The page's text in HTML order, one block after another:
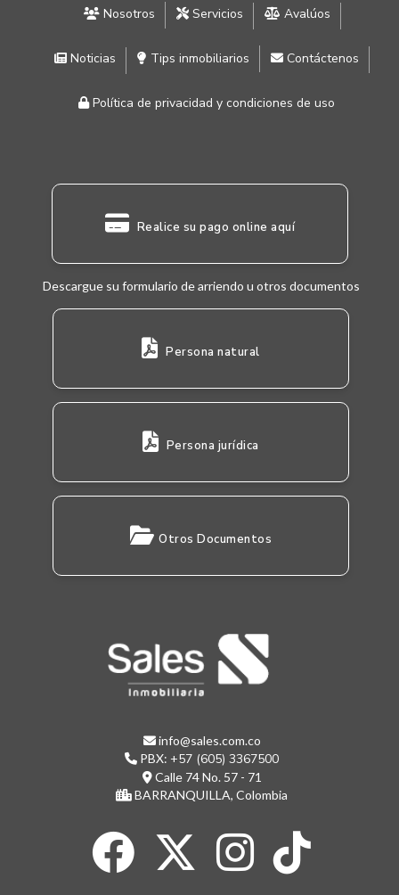
Nosotros Servicios Avalúos
Noticias Tips inmobiliarios Contáctenos
Política de privacidad y condiciones de uso
Realice su pago online aquí
Descargue su formulario de arriendo u otros documentos
Persona natural
Persona jurídica
Otros Documentos
info@sales.com.co
PBX: +57 (605) 3367500
Calle 74 No. 57 - 71
BARRANQUILLA, Colombia